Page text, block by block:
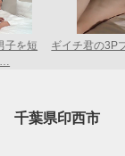
子を短
…
ギイチ君の3P
千葉県印西市